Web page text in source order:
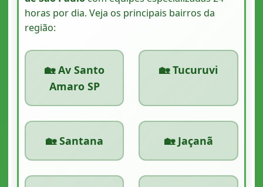
horas por dia. Veja os principais bairros da
região:
🏡 Av Santo
Amaro SP
🏡 Tucuruvi
🏡 Santana 🏡 Jaçanã